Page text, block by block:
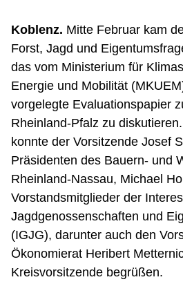
Koblenz. Mitte Februar kam
Forst, Jagd und
das vom Ministerium für
Energie und Mobilität
vorgelegte Evaluationspapier
Rheinland-Pfalz zu
konnte der Vorsitzende Josef
Präsidenten des Bauern- und
Rheinland-Nassau, Michael
Vorstandsmitglieder der
Jagdgenossenschaften und
(IGJG), darunter auch den
Ökonomierat Heribert
Kreisvorsitzende begrüßen.